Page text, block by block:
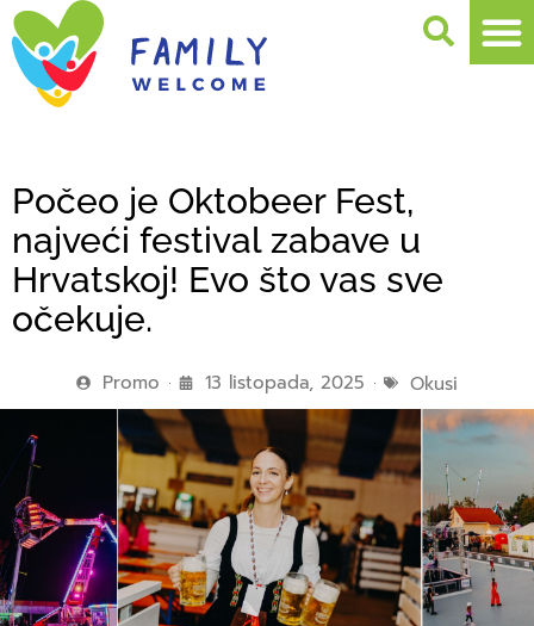
Počeo je Oktobeer Fest,
najveći festival zabave u
Hrvatskoj! Evo što vas sve
očekuje.
Promo 13 listopada, 2025 Okusi